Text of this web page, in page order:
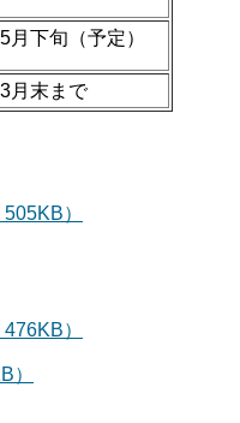
月下旬（予定）
月末まで
）
）
）